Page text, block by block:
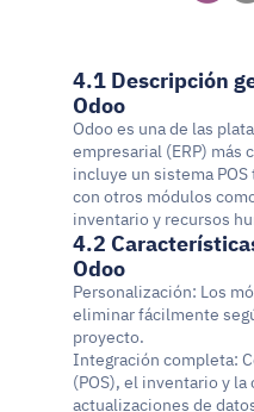
4.1 Descripción
Odoo
Odoo es una de las
empresarial (ERP) más
incluye un sistema
con otros módulos
inventario y recursos
4.2
Odoo
Personalización: Los
eliminar fácilmente
proyecto.
Integración completa:
(POS), el inventario y
actualizaciones de